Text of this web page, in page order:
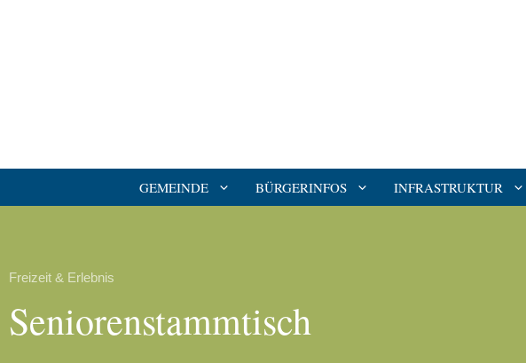
GEMEINDE BÜRGERINFOS INFRASTRUKTUR
Freizeit & Erlebnis
Seniorenstammtisch